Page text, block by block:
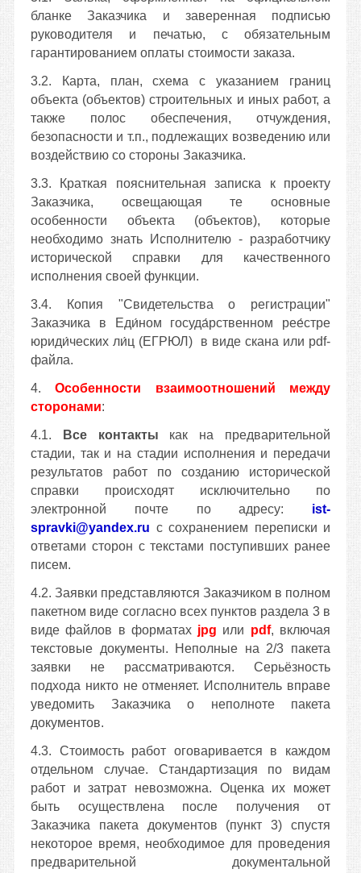
бланке Заказчика и заверенная подписью
руководителя и печатью, с обязательным
гарантированием оплаты стоимости заказа.
3.2. Карта, план, схема с указанием границ
объекта (объектов) строительных и иных работ, а
также полос обеспечения, отчуждения,
безопасности и т.п., подлежащих возведению или
воздействию со стороны Заказчика.
3.3. Краткая пояснительная записка к проекту
Заказчика, освещающая те основные
особенности объекта (объектов), которые
необходимо знать Исполнителю - разработчику
исторической справки для качественного
исполнения своей функции.
3.4. Копия "Свидетельства о регистрации"
Заказчика в Еди́ном госуда́рственном рее́стре
юриди́ческих ли́ц (ЕГРЮЛ)
в виде скана или pdf-
файла.
4.Особенности взаимоотношений между
сторонами:
4.1. Все контакты как на предварительной
стадии, так и на стадии исполнения и передачи
результатов работ по созданию исторической
справки происходят исключительно по
электронной почте по адресу: ist-
spravki@yandex.ru с сохранением переписки и
ответами сторон с текстами поступивших ранее
писем.
4.2. Заявки представляются Заказчиком в полном
пакетном виде согласно всех пунктов раздела 3 в
виде файлов в форматах jpg или pdf, включая
текстовые документы. Неполные на 2/3 пакета
заявки не рассматриваются. Серьёзность
подхода никто не отменяет. Исполнитель вправе
уведомить Заказчика о неполноте пакета
документов.
4.3. Стоимость работ оговаривается в каждом
отдельном случае. Стандартизация по видам
работ и затрат невозможна. Оценка их может
быть осуществлена после получения от
Заказчика пакета документов (пункт 3) спустя
некоторое время, необходимое для проведения
предварительной документальной